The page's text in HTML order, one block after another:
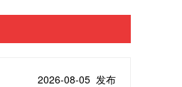
2026-08-05 发布